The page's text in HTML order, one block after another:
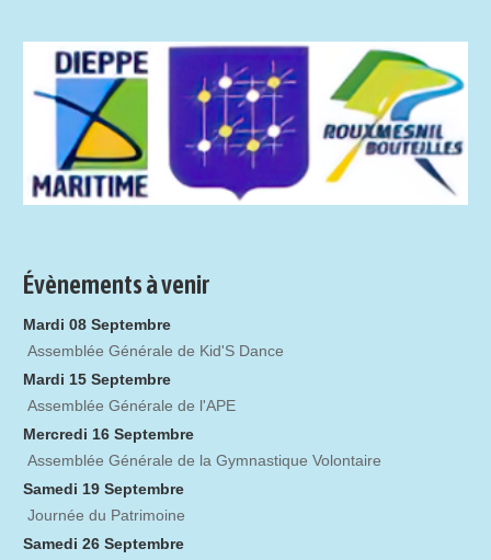
Évènements à venir
Mardi 08 Septembre
Assemblée Générale de Kid'S Dance
Mardi 15 Septembre
Assemblée Générale de l'APE
Mercredi 16 Septembre
Assemblée Générale de la Gymnastique Volontaire
Samedi 19 Septembre
Journée du Patrimoine
Samedi 26 Septembre